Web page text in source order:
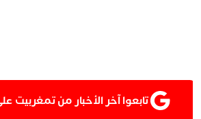
تابعوا آخر الأخبار من تمغربيت على Google News